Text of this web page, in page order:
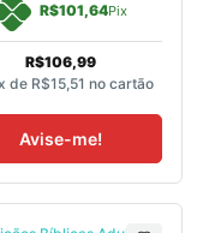
R$101,64Pix
R$106,99
de R$15,51 no cartão
Avise-me!